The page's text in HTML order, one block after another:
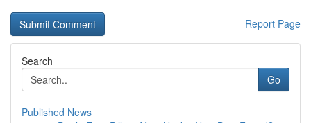
Report Page
Search
Go
Published News